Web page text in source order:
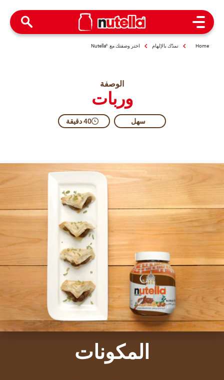
Home نمدّك بالإلهام اختر وصفتك مع ®
Nutella
الوصفة
وربات
سهل 40 دقيقة
المكونات